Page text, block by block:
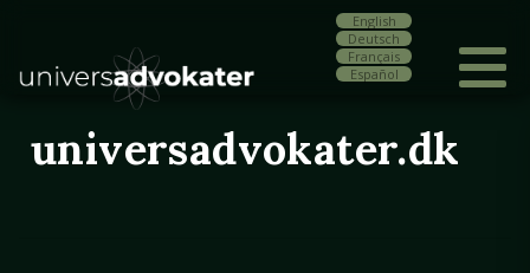
English
Deutsch
Français
Español
universadvokater.dk